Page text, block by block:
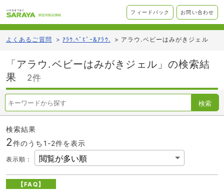
フィードバック お問い合わせ
よくあるご質問 > ｱﾗｳ.ﾍﾞﾋﾞｰ&ｱﾗｳ. > アラウ.ベビーはみがきジェル
「アラウ.ベビーはみがきジェル」の検索結
果
2件
検索
検索結果
2件のうち1-2件を表示
表示順 ：
【FAQ】